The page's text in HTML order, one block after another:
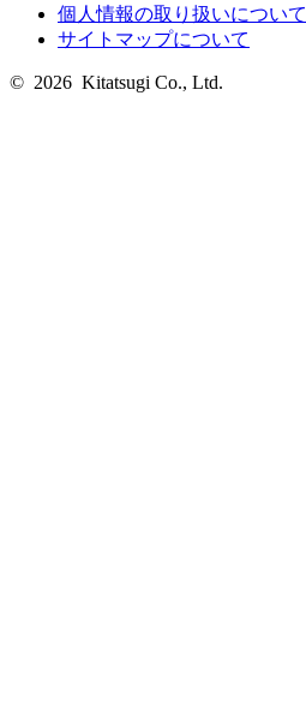
個人情報の取り扱いについて
サイトマップについて
© 2026 Kitatsugi Co., Ltd.